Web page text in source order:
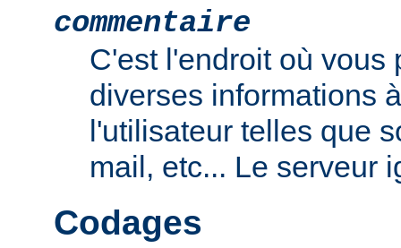
commentaire
C'est l'endroit où vous
diverses informations
l'utilisateur telles que
mail, etc... Le serveur
Codages